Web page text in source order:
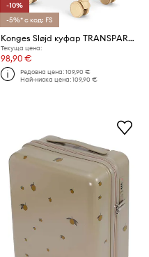
-10%
-5%* с код: FS
Konges Sløjd куфар TRANSPARENT TRAVEL SUITCASE
Текуща цена:
98,90 €
Редовна цена:109,90 €
Най-ниска цена:109,90 €